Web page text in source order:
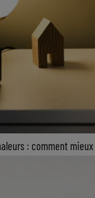
: comment